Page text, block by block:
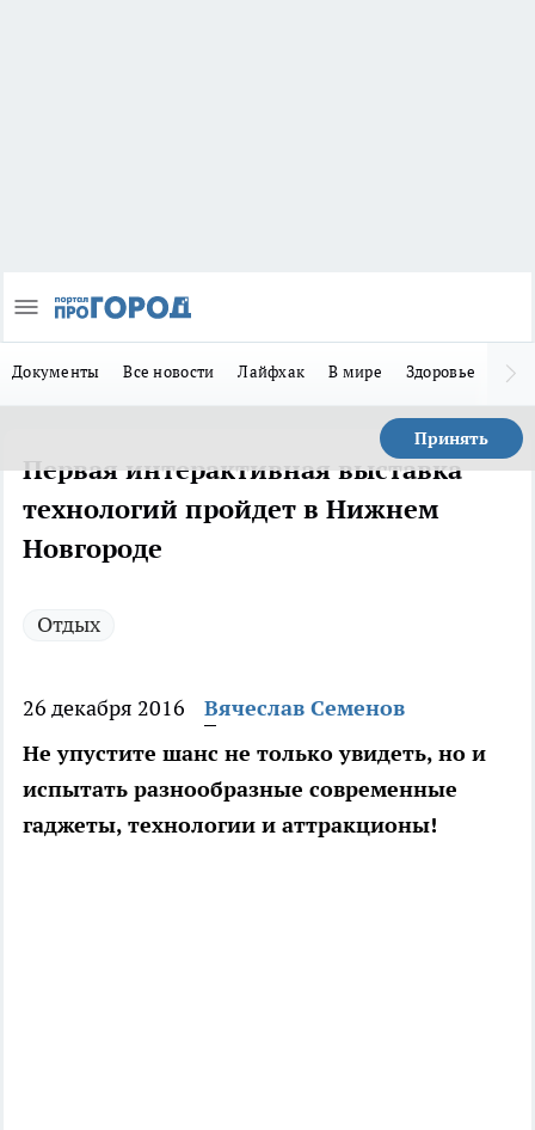
Документы Все новости Лайфхак В мире Здоровье
Принять
Первая интерактивная выставка
технологий пройдет в Нижнем
Новгороде
Отдых
26 декабря 2016
Вячеслав Семенов
Не упустите шанс не только увидеть, но и
испытать разнообразные современные
гаджеты, технологии и аттракционы!